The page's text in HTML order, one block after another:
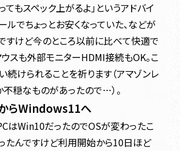
もスペック上がるよ」というアドバイ
ールでちょっとお安くなっていた、などが
すけど今のところ以前に比べて快適で
スも外部モニターHDMI接続もOK。こ
続けられることを祈ります（アマゾンレ
不穏なものがあったので…）。
らWindows11へ
はWin10だったのでOSが変わったこ
たんですけど利用開始から10日ほど